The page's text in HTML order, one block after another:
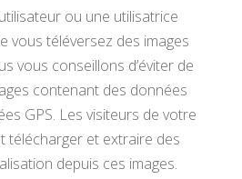
ou une utilisatrice
vous téléversez des images
vous conseillons d’éviter de
contenant des données
GPS. Les visiteurs de votre
télécharger et extraire des
depuis ces images.